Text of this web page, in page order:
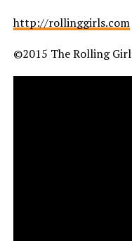
http://rollinggirls.com
©2015 The Rolling